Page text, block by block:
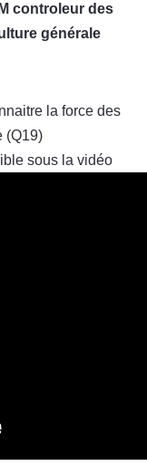
controleur des
générale
la force des
(Q19)
sous la vidéo